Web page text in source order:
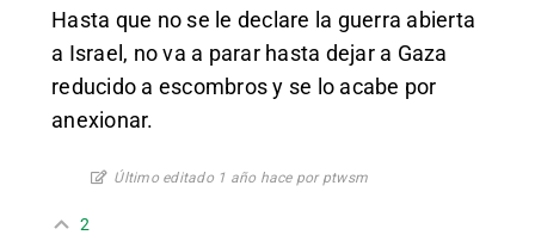
Hasta que no se le declare la guerra abierta
a Israel, no va a parar hasta dejar a Gaza
reducido a escombros y se lo acabe por
anexionar.
Último editado 1 año hace por ptwsm
2